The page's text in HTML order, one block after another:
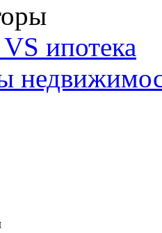
ипотека